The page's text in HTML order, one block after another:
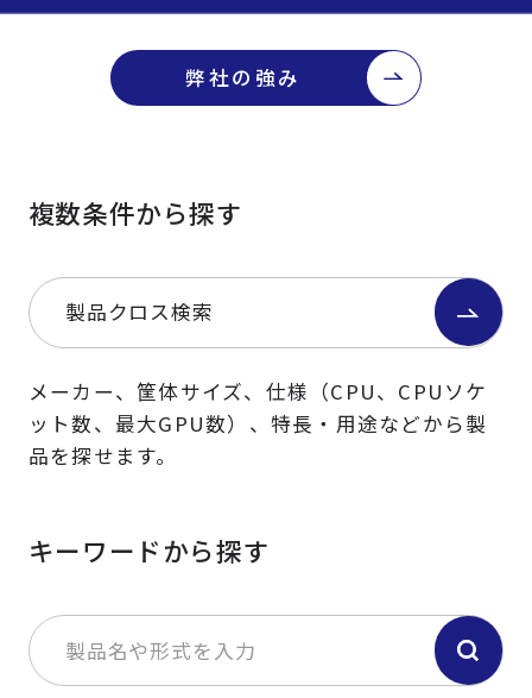
弊社の強み
複数条件から探す
製品クロス検索
メーカー、筐体サイズ、仕様（CPU、CPUソケ
ット数、最大GPU数）、特長・用途などから製
品を探せます。
キーワードから探す